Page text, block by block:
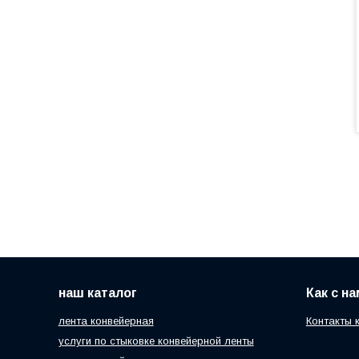
наш каталог
лента конвейерная
услуги по стыковке конвейерной ленты
Как с
Контакты